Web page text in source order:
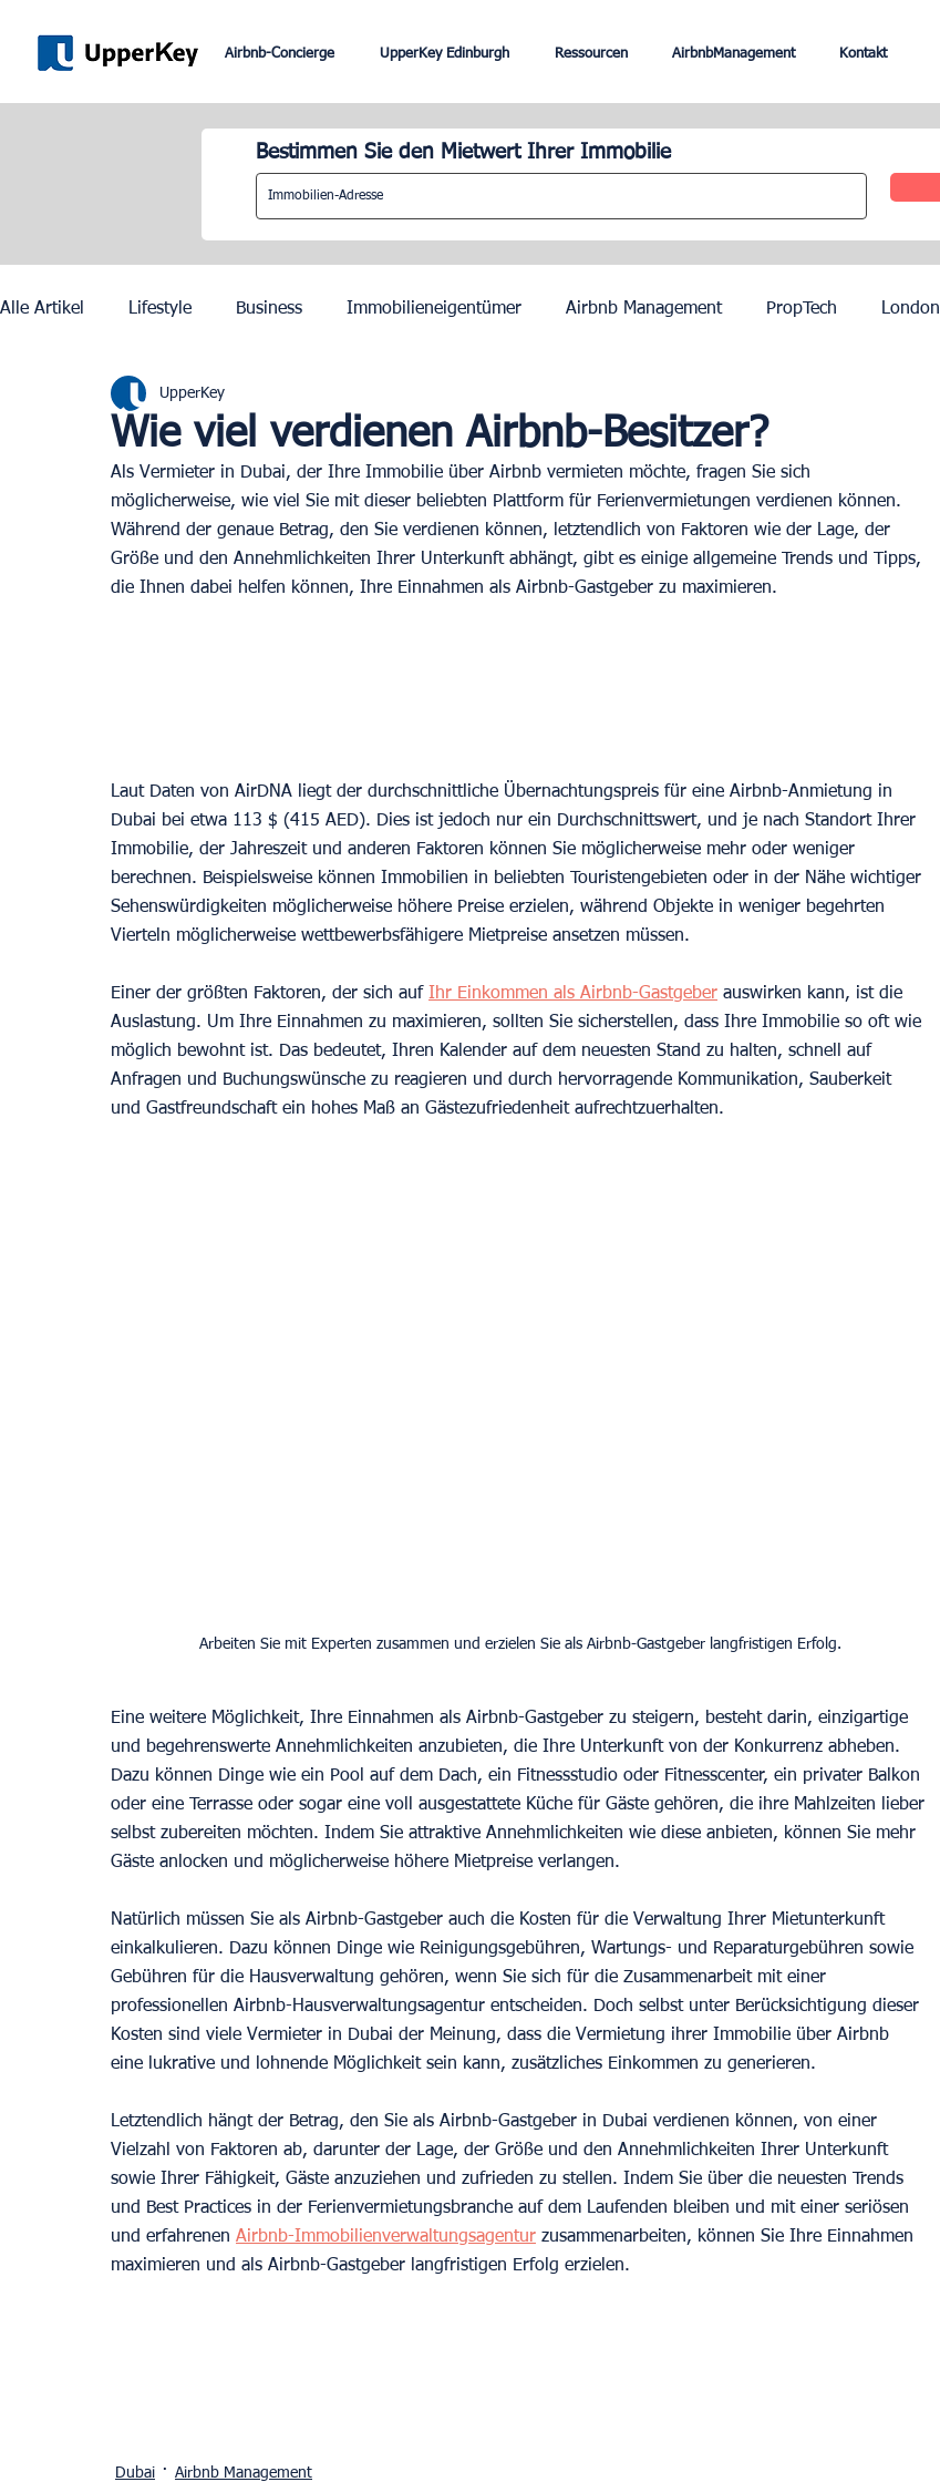
Airbnb-Concierge UpperKey Edinburgh Ressourcen AirbnbManagement Kontakt
Bestimmen Sie den Mietwert Ihrer Immobilie
Alle Artikel Lifestyle Business Immobilieneigentümer Airbnb Management PropTech London
Rom Dubai
Olympische Spiele 2024 in Paris
Wie viel verdienen Airbnb-Besitzer?
UpperKey
Als Vermieter in Dubai, der Ihre Immobilie über Airbnb vermieten möchte, fragen Sie sich
möglicherweise, wie viel Sie mit dieser beliebten Plattform für Ferienvermietungen verdienen können.
Während der genaue Betrag, den Sie verdienen können, letztendlich von Faktoren wie der Lage, der
Größe und den Annehmlichkeiten Ihrer Unterkunft abhängt, gibt es einige allgemeine Trends und Tipps,
die Ihnen dabei helfen können, Ihre Einnahmen als Airbnb-Gastgeber zu maximieren.
Laut Daten von AirDNA liegt der durchschnittliche Übernachtungspreis für eine Airbnb-Anmietung in
Dubai bei etwa 113 $ (415 AED). Dies ist jedoch nur ein Durchschnittswert, und je nach Standort Ihrer
Immobilie, der Jahreszeit und anderen Faktoren können Sie möglicherweise mehr oder weniger
berechnen. Beispielsweise können Immobilien in beliebten Touristengebieten oder in der Nähe wichtiger
Sehenswürdigkeiten möglicherweise höhere Preise erzielen, während Objekte in weniger begehrten
Vierteln möglicherweise wettbewerbsfähigere Mietpreise ansetzen müssen.
Einer der größten Faktoren, der sich auf Ihr Einkommen als Airbnb-Gastgeber auswirken kann, ist die
Auslastung. Um Ihre Einnahmen zu maximieren, sollten Sie sicherstellen, dass Ihre Immobilie so oft wie
möglich bewohnt ist. Das bedeutet, Ihren Kalender auf dem neuesten Stand zu halten, schnell auf
Anfragen und Buchungswünsche zu reagieren und durch hervorragende Kommunikation, Sauberkeit
und Gastfreundschaft ein hohes Maß an Gästezufriedenheit aufrechtzuerhalten.
Eine weitere Möglichkeit, Ihre Einnahmen als Airbnb-Gastgeber zu steigern, besteht darin, einzigartige
und begehrenswerte Annehmlichkeiten anzubieten, die Ihre Unterkunft von der Konkurrenz abheben.
Dazu können Dinge wie ein Pool auf dem Dach, ein Fitnessstudio oder Fitnesscenter, ein privater Balkon
oder eine Terrasse oder sogar eine voll ausgestattete Küche für Gäste gehören, die ihre Mahlzeiten lieber
selbst zubereiten möchten. Indem Sie attraktive Annehmlichkeiten wie diese anbieten, können Sie mehr
Gäste anlocken und möglicherweise höhere Mietpreise verlangen.
Natürlich müssen Sie als Airbnb-Gastgeber auch die Kosten für die Verwaltung Ihrer Mietunterkunft
einkalkulieren. Dazu können Dinge wie Reinigungsgebühren, Wartungs- und Reparaturgebühren sowie
Gebühren für die Hausverwaltung gehören, wenn Sie sich für die Zusammenarbeit mit einer
professionellen Airbnb-Hausverwaltungsagentur entscheiden. Doch selbst unter Berücksichtigung dieser
Kosten sind viele Vermieter in Dubai der Meinung, dass die Vermietung ihrer Immobilie über Airbnb
eine lukrative und lohnende Möglichkeit sein kann, zusätzliches Einkommen zu generieren.
Letztendlich hängt der Betrag, den Sie als Airbnb-Gastgeber in Dubai verdienen können, von einer
Vielzahl von Faktoren ab, darunter der Lage, der Größe und den Annehmlichkeiten Ihrer Unterkunft
sowie Ihrer Fähigkeit, Gäste anzuziehen und zufrieden zu stellen. Indem Sie über die neuesten Trends
und Best Practices in der Ferienvermietungsbranche auf dem Laufenden bleiben und mit einer seriösen
und erfahrenen Airbnb-Immobilienverwaltungsagentur zusammenarbeiten, können Sie Ihre Einnahmen
maximieren und als Airbnb-Gastgeber langfristigen Erfolg erzielen.
Dubai Airbnb Management